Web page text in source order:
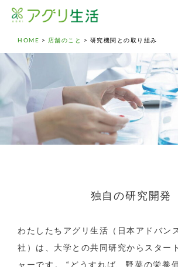
HOME > 店舗のこと > 研究機関との取り組み
独自の研究開発
わたしたちアグリ生活（日本アドバン
社）は、大学との共同研究からスター
ャーです。 “どうすれば、野菜の栄養